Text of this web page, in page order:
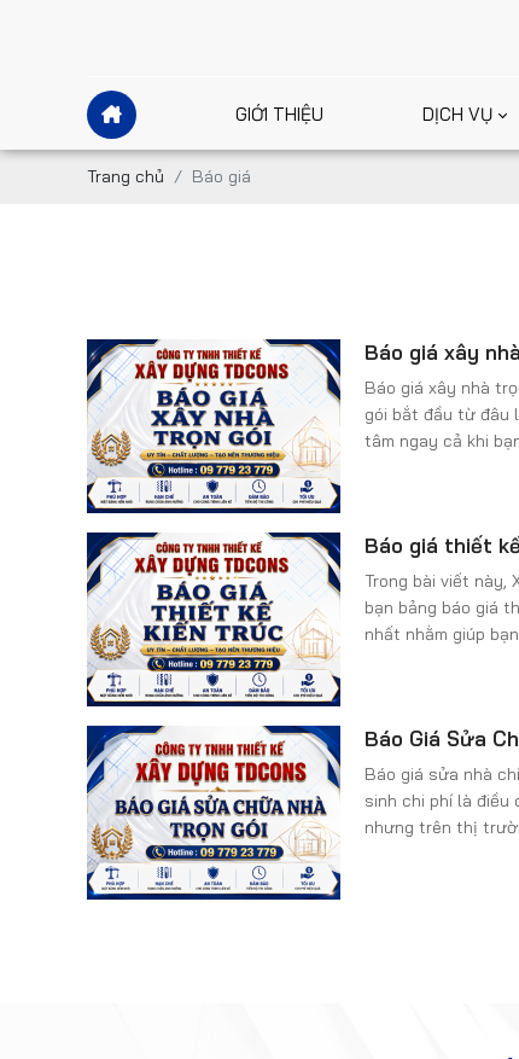
GIỚI THIỆU DỊCH VỤ
Trang chủ Báo giá
Báo giá xây
Báo giá xây nhà
gói bắt đầu từ đâu
tâm ngay cả khi
công uy tín và
Báo giá thiết
Trong bài viết này,
bạn bảng báo giá
nhất nhằm giúp
Báo Giá Sửa
Báo giá sửa nhà
sinh chi phí là
nhưng trên thị